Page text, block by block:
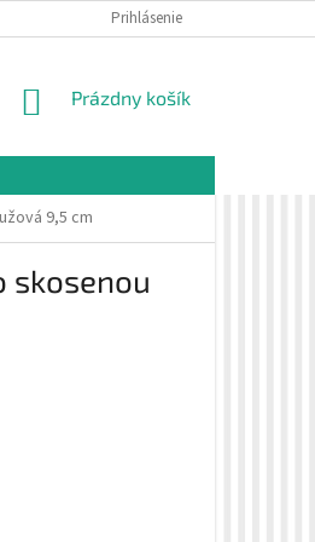
VZORKOVÁ PREDAJŇA
Prihlásenie
NÁKUPNÝ
Prázdny košík
9,5 cm
skosenou